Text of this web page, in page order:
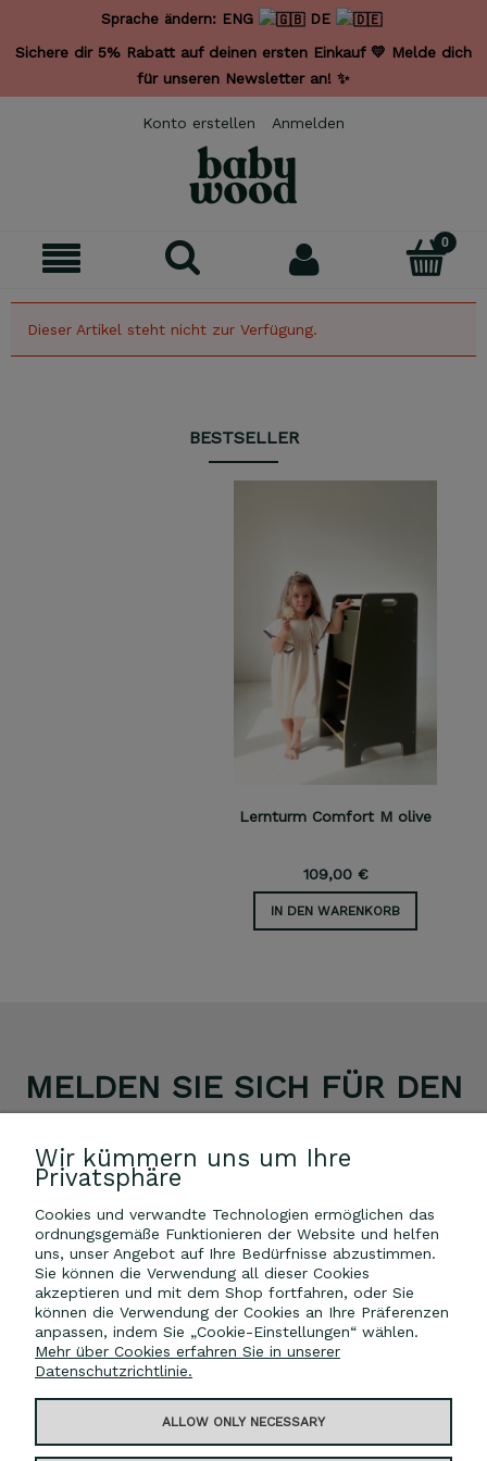
Sprache ändern: ENG DE
Sichere dir 5% Rabatt auf deinen ersten Einkauf 💛 Melde dich
für unseren Newsletter an! ✨
Konto erstellen Anmelden
Dieser Artikel steht nicht zur Verfügung.
BESTSELLER
Lernturm Comfort M olive
IN DEN WARENKORB
MELDEN SIE SICH FÜR DEN
NEWSLETTER AN!
ERHALTEN SIE 5% RABATT AUF IHRE EINKÄUFE!
*Der Rabattcode ist nicht mit anderen Aktionen kombinierbar.
MEIN KONTO
Wir kümmern uns um Ihre
Privatsphäre
Cookies und verwandte Technologien ermöglichen das
ordnungsgemäße Funktionieren der Website und helfen
uns, unser Angebot auf Ihre Bedürfnisse abzustimmen.
Sie können die Verwendung all dieser Cookies
akzeptieren und mit dem Shop fortfahren, oder Sie
können die Verwendung der Cookies an Ihre Präferenzen
anpassen, indem Sie „Cookie-Einstellungen“ wählen.
Mehr über Cookies erfahren Sie in unserer
Datenschutzrichtlinie.
ALLOW ONLY NECESSARY